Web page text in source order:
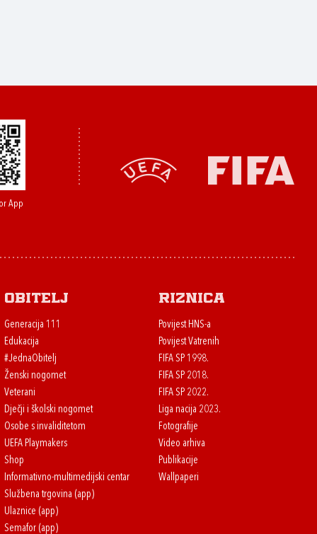
App
Obitelj
Generacija 111
Edukacija
#JednaObitelj
Ženski nogomet
Veterani
Dječji i školski nogomet
Osobe s invaliditetom
UEFA Playmakers
Shop
Informativno-multimedijski centar
Službena trgovina (app)
Ulaznice (app)
Semafor (app)
Riznica
Povijest HNS-a
Povijest Vatrenih
FIFA SP 1998.
FIFA SP 2018.
FIFA SP 2022.
Liga nacija 2023.
Fotografije
Video arhiva
Publikacije
Wallpaperi